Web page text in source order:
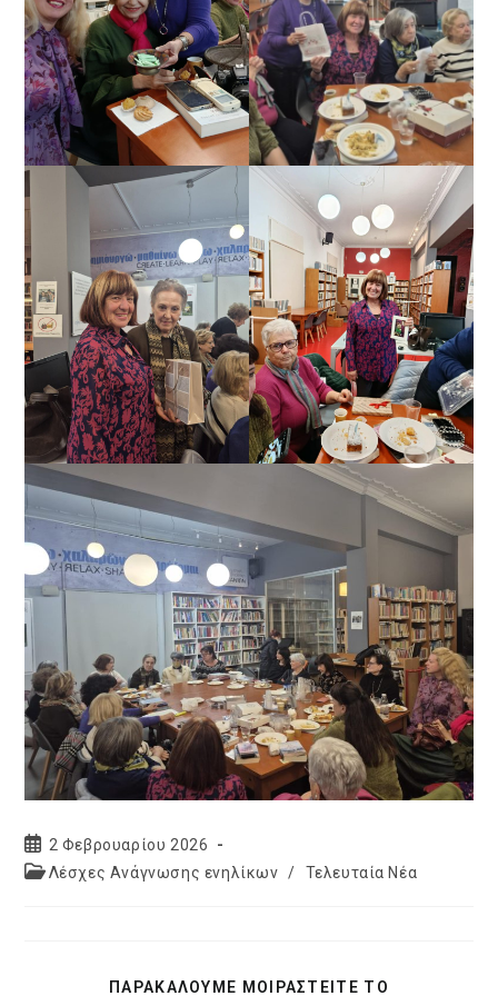
Post
published:
2 Φεβρουαρίου 2026
PostΛέσχες Ανάγνωσης ενηλίκων / Τελευταία Νέα
ΠΑΡΑΚΑΛΟΥΜΕ ΜΟΙΡΑΣΤΕΙΤΕ ΤΟ